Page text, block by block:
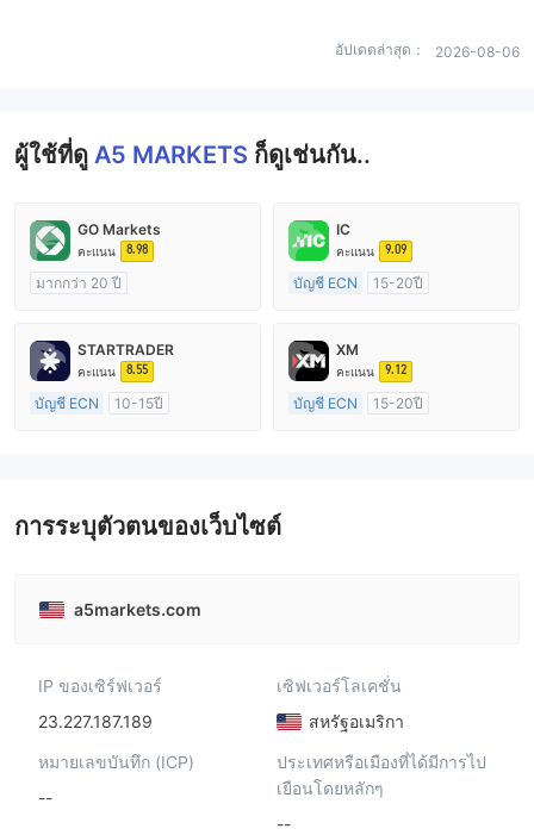
อัปเดตล่าสุด： 2026-08-06
ผู้ใช้ที่ดู A5 MARKETS ก็ดูเช่นกัน..
GO Markets
คะแนน 8.98
มากกว่า 20 ปี
cTrader
IC
คะแนน 9.09
บัญชี ECN
15-20ปี
ใบอนุญาต MT4 แบบเต็ม
STARTRADER
คะแนน 8.55
บัญชี ECN
10-15ปี
XM
คะแนน 9.12
บัญชี ECN
15-20ปี
การระบุตัวตนของเว็บไซต์
a5markets.com
IP ของเซิร์ฟเวอร์
23.227.187.189
เซิฟเวอร์โลเคชั่น
สหรัฐอเมริกา
หมายเลขบันทึก (ICP)
--
ประเทศหรือเมืองที่ได้มีการไป
เยือนโดยหลักๆ
--